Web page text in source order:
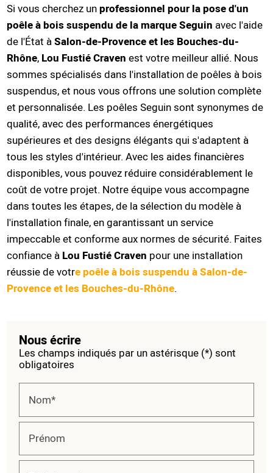
Si vous cherchez unprofessionnel pour la pose d'un
poêle à bois suspendu de la marque Seguin avec l'aide
de l'État àSalon-de-Provence et les Bouches-du-
Rhône, Lou Fustié Craven est votre meilleur allié. Nous
sommes spécialisés dans l'installation de poêles à bois
suspendus, et nous vous offrons une solution complète
et personnalisée. Les poêles Seguin sont synonymes de
qualité, avec des performances énergétiques
supérieures et des designs élégants qui s'adaptent à
tous les styles d'intérieur. Avec les aides financières
disponibles, vous pouvez réduire considérablement le
coût de votre projet. Notre équipe vous accompagne
dans toutes les étapes, de la sélection du modèle à
l'installation finale, en garantissant un service
impeccable et conforme aux normes de sécurité. Faites
confiance à Lou Fustié Craven pour une installation
réussie de votrepoêle à bois suspendu àSalon-de-
Provence et les Bouches-du-Rhône.
Nous écrire
Les champs indiqués par un astérisque (*) sont
obligatoires
Nom*
Prénom